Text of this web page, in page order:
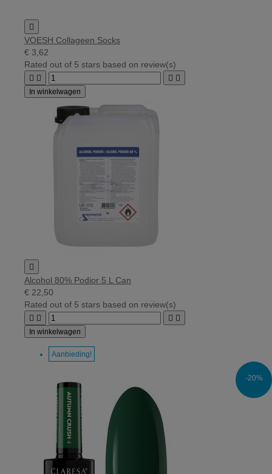

VOESH Collageen Socks
€ 3,62
Rated out of 5 stars based on review(s)
   
In winkelwagen

Alcohol 80% Podior 5 L Can
€ 22,50
Rated out of 5 stars based on review(s)
   
In winkelwagen
Aanbieding!
-20%